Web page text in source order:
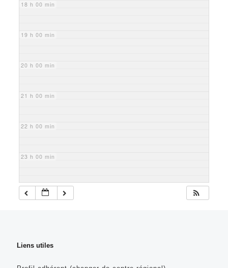
18 h 00 min
19 h 00 min
20 h 00 min
21 h 00 min
22 h 00 min
23 h 00 min
Liens utiles